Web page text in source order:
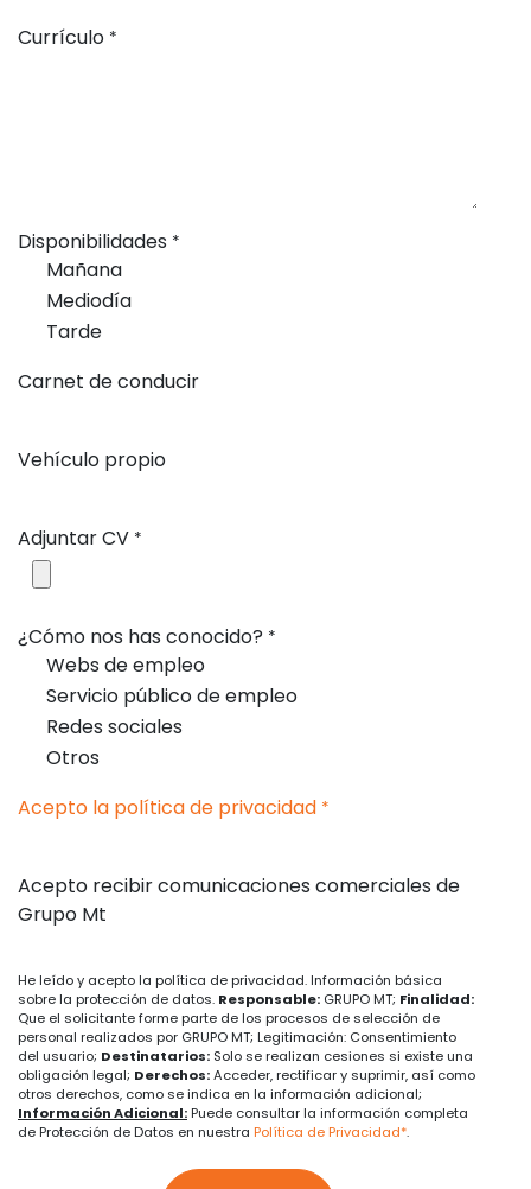
Currículo *
Disponibilidades *
Mañana
Mediodía
Tarde
Carnet de conducir
Vehículo propio
Adjuntar CV *
¿Cómo nos has conocido? *
Webs de empleo
Servicio público de empleo
Redes sociales
Otros
Acepto la política de privacidad *
Acepto recibir comunicaciones comerciales de
Grupo Mt
He leído y acepto la política de privacidad. Información básica
sobre la protección de datos. Responsable: GRUPO MT; Finalidad:
Que el solicitante forme parte de los procesos de selección de
personal realizados por GRUPO MT; Legitimación: Consentimiento
del usuario; Destinatarios: Solo se realizan cesiones si existe una
obligación legal; Derechos:Acceder, rectificar y suprimir, así como
otros derechos, como se indica en la información adicional;
Información Adicional:Puede consultar la información completa
de Protección de Datos en nuestra Política de Privacidad*.